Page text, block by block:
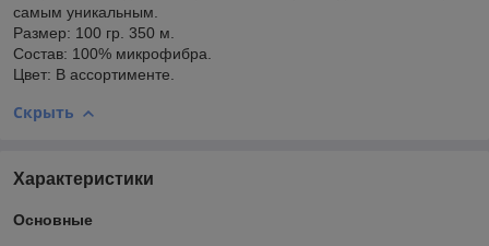
самым уникальным.
Размер: 100 гр. 350 м.
Состав: 100% микрофибра.
Цвет: В ассортименте.
Скрыть
Характеристики
Основные